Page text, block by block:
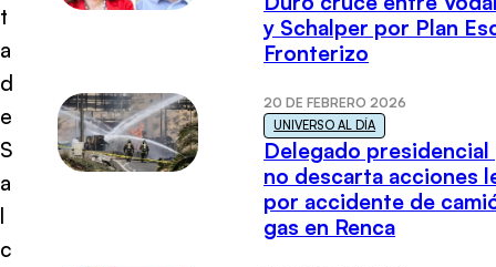
t
a
d
e
S
a
l
c
y Schalper por Plan
Fronterizo
20 DE FEBRERO 2026
UNIVERSO AL DÍA
Delegado presidencial
no descarta acciones
por accidente de
gas en Renca